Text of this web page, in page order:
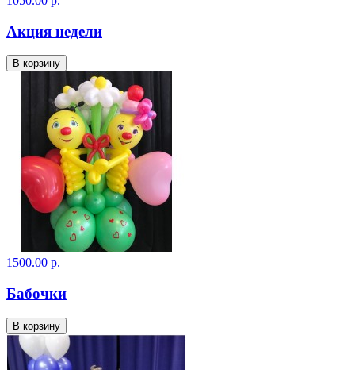
Акция недели
В корзину
1500.00 р.
Бабочки
В корзину